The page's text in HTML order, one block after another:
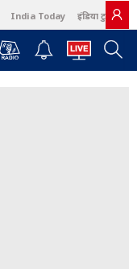
India Today इंडिया टुडे हिंदी